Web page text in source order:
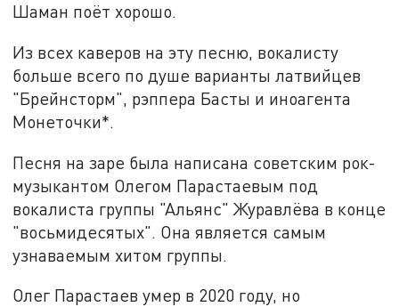
Шаман поёт хорошо.
Из всех каверов на эту песню, вокалисту
больше всего по душе варианты латвийцев
"Брейнсторм", рэппера Басты и иноагента
Монеточки*.
Песня на заре была написана советским рок-
музыкантом Олегом Парастаевым под
вокалиста группы "Альянс" Журавлёва в конце
"восьмидесятых". Она является самым
узнаваемым хитом группы.
Олег Парастаев умер в 2020 году, но